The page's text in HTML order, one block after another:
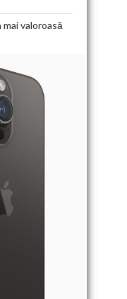
valoroasă